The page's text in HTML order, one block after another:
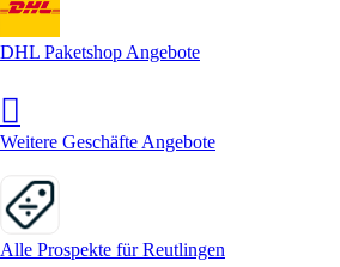
DHL Paketshop Angebote
Weitere Geschäfte Angebote
Alle Prospekte für Reutlingen